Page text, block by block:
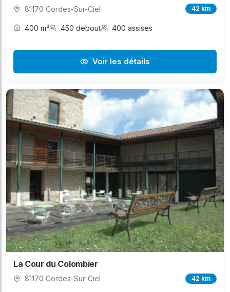
81170 Cordes-Sur-Ciel 42 km
400 m² 450 debout 400 assises
Voir les détails
La Cour du Colombier
81170 Cordes-Sur-Ciel 42 km